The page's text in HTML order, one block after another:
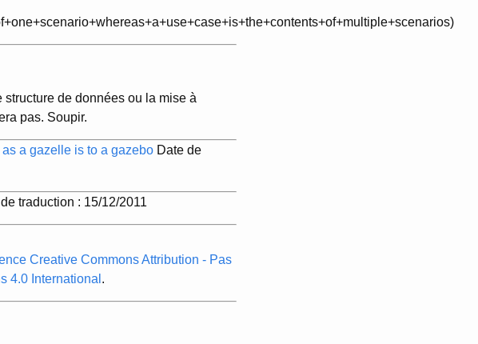
structure de données ou la mise à
pas. Soupir.
a gazelle is to a gazebo Date de
traduction : 15/12/2011
Creative Commons Attribution - Pas
4.0 International .